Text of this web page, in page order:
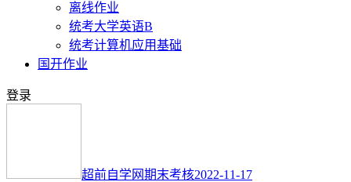
离线作业
统考大学英语B
统考计算机应用基础
国开作业
登录
超前自学网期末考核2022-11-17